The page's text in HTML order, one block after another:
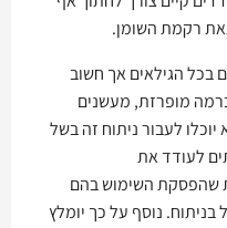
רקמת השומן.
בכל הגילאים אך חשוב
מופרזת, מעשנים
לעבור ניתוח זה בשל
לעודד את
שהפסקת השימוש בהם
בניתוח. נוסף על כך יומלץ